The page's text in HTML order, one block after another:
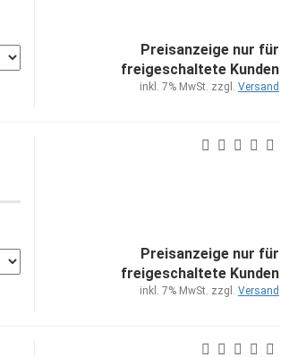
Preisanzeige nur für
freigeschaltete Kunden
inkl. 7% MwSt. zzgl. Versand
Preisanzeige nur für
freigeschaltete Kunden
inkl. 7% MwSt. zzgl. Versand